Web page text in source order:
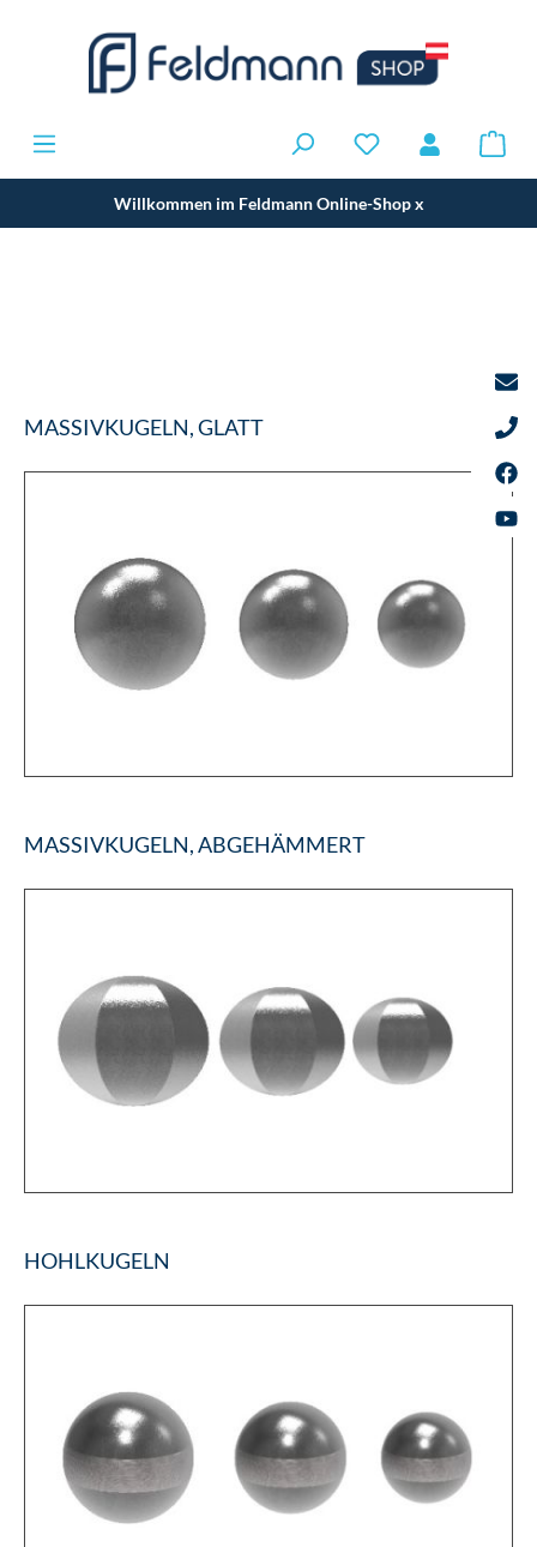
Willkommen im Feldmann Online-Shopx
MASSIVKUGELN, GLATT
MASSIVKUGELN, ABGEHÄMMERT
HOHLKUGELN